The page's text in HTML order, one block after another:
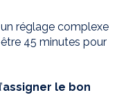
réglage complexe
45 minutes pour
assigner le bon